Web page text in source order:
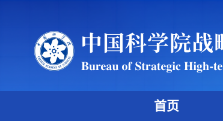
首页